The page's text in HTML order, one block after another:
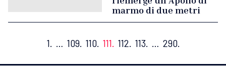
marmo di due metri
1. … 109. 110. 111. 112. 113. … 290.